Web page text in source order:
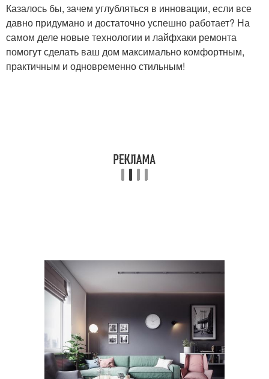
Казалось бы, зачем углубляться в инновации, если все
давно придумано и достаточно успешно работает? На
самом деле новые технологии и лайфхаки ремонта
помогут сделать ваш дом максимально комфортным,
практичным и одновременно стильным!